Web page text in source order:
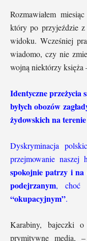
Rozmawiałem
który po przyjeździe
widoku. Wcześniej
wiadomo, czy nie
wojną niektórzy księża
Identyczne przeżycia
byłych obozów
żydowskich na
Dyskryminacja
przejmowanie
spokojnie patrzy i
podejrzanym, choć
“okupacyjnym”.
Karabiny, bajeczki o
prymitywne media,